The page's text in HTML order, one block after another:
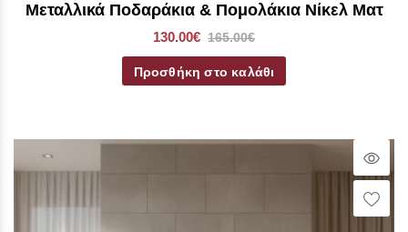
Μεταλλικά Ποδαράκια & Πομολάκια Νίκελ Ματ
130.00€ 165.00€
Προσθήκη στο καλάθι